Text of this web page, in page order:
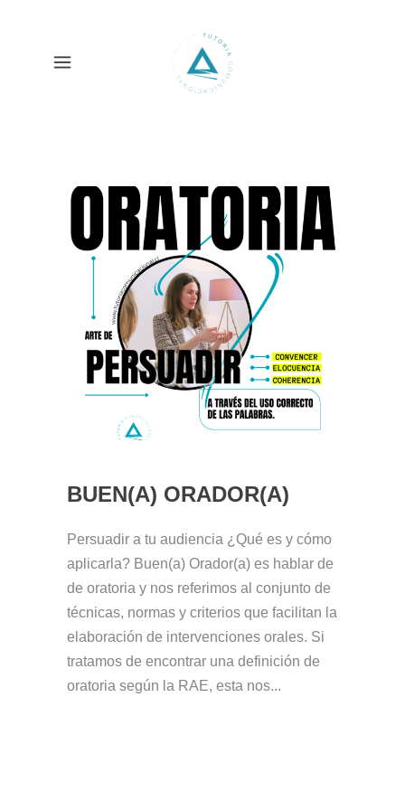
BUEN(A) ORADOR(A)
Persuadir a tu audiencia ¿Qué es y cómo
aplicarla? Buen(a) Orador(a) es hablar de
de oratoria y nos referimos al conjunto de
técnicas, normas y criterios que facilitan la
elaboración de intervenciones orales. Si
tratamos de encontrar una definición de
oratoria según la RAE, esta nos...